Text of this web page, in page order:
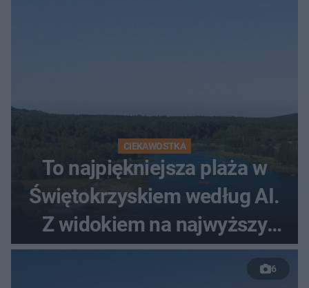
CIEKAWOSTKA
To najpiękniejsza plaża w
Świętokrzyskiem według AI.
Z widokiem na najwyższy
szczyt Gór Świętokrzyskich
6